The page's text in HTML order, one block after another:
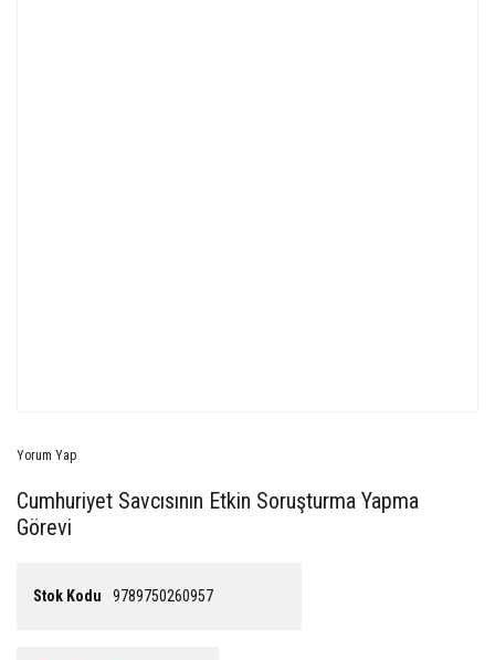
Yorum Yap
Cumhuriyet Savcısının Etkin Soruşturma Yapma
Görevi
Stok Kodu 9789750260957